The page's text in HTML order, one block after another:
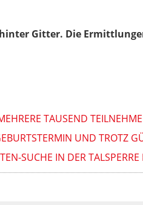
Gitter. Die
TAUSEND
UND TROTZ
SUCHE IN DER TALSPERRE